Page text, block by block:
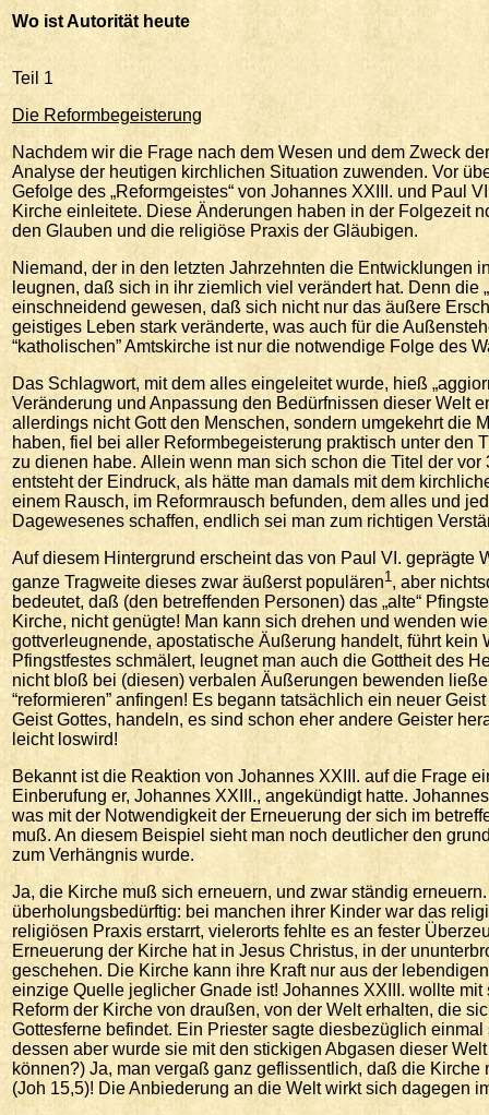
Wo ist Autorität heute
Teil 1
Die Reformbegeisterung
Nachdem wir die Frage nach dem Wesen und dem Zweck
Analyse der heutigen kirchlichen Situation zuwenden. Vor
Gefolge des „Reformgeistes“ von Johannes XXIII. und Paul
Kirche einleitete. Diese Änderungen haben in der Folgezeit
den Glauben und die religiöse Praxis der Gläubigen.
Niemand, der in den letzten Jahrzehnten die Entwicklungen
leugnen, daß sich in ihr ziemlich viel verändert hat. Denn
einschneidend gewesen, daß sich nicht nur das äußere
geistiges Leben stark veränderte, was auch für die
“katholischen” Amtskirche ist nur die notwendige Folge des
Das Schlagwort, mit dem alles eingeleitet wurde, hieß
Veränderung und Anpassung den Bedürfnissen dieser Welt
allerdings nicht Gott den Menschen, sondern umgekehrt die
haben, fiel bei aller Reformbegeisterung praktisch unter den
zu dienen habe. Allein wenn man sich schon die Titel der
entsteht der Eindruck, als hätte man damals mit dem
einem Rausch, im Reformrausch befunden, dem alles und
Dagewesenes schaffen, endlich sei man zum richtigen
Auf diesem Hintergrund erscheint das von Paul VI. geprägte
ganze Tragweite dieses zwar äußerst populären1, aber
bedeutet, daß (den betreffenden Personen) das „alte“
Kirche, nicht genügte! Man kann sich drehen und wenden
gottverleugnende, apostatische Äußerung handelt, führt
Pfingstfestes schmälert, leugnet man auch die Gottheit des
nicht bloß bei (diesen) verbalen Äußerungen bewenden
“reformieren” anfingen! Es begann tatsächlich ein neuer
Geist Gottes, handeln, es sind schon eher andere Geister
leicht loswird!
Bekannt ist die Reaktion von Johannes XXIII. auf die Frage
Einberufung er, Johannes XXIII., angekündigt hatte.
was mit der Notwendigkeit der Erneuerung der sich im
muß. An diesem Beispiel sieht man noch deutlicher den
zum Verhängnis wurde.
Ja, die Kirche muß sich erneuern, und zwar ständig
überholungsbedürftig: bei manchen ihrer Kinder war das
religiösen Praxis erstarrt, vielerorts fehlte es an fester
Erneuerung der Kirche hat in Jesus Christus, in der
geschehen. Die Kirche kann ihre Kraft nur aus der
einzige Quelle jeglicher Gnade ist! Johannes XXIII. wollte
Reform der Kirche von draußen, von der Welt erhalten, die
Gottesferne befindet. Ein Priester sagte diesbezüglich
dessen aber wurde sie mit den stickigen Abgasen dieser
können?) Ja, man vergaß ganz geflissentlich, daß die
(Joh 15,5)! Die Anbiederung an die Welt wirkt sich dagegen